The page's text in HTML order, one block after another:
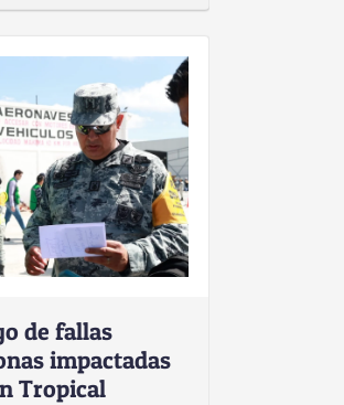
de fallas
impactadas
Tropical